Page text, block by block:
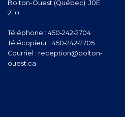
Bolton-Ouest (Québec) J0E
2T0
Téléphone : 450‑242‑2704
Télécopieur : 450‑242‑2705
Courriel : reception@bolton-
ouest.ca